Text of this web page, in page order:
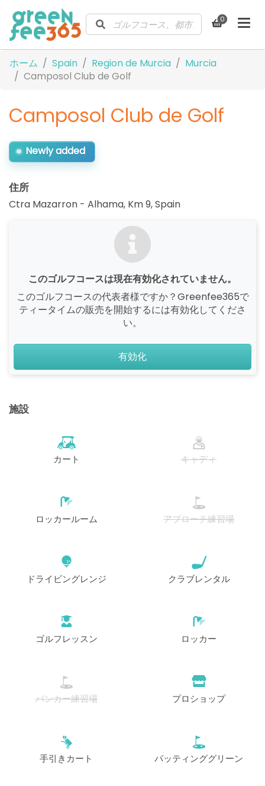
0
ホーム Spain Region de Murcia
Murcia
Camposol Club de Golf
Camposol Club de Golf
Newly added
住所
Ctra Mazarron - Alhama, Km 9,Spain
このゴルフコースは現在有効化されていません。
このゴルフコースの代表者様ですか？Greenfee365で
ティータイムの販売を開始するには有効化してくださ
い。
有効化
施設
カート キャディ
ロッカールーム アプローチ練習場
ドライビングレンジ クラブレンタル
ゴルフレッスン ロッカー
バンカー練習場 プロショップ
手引きカート パッティンググリーン